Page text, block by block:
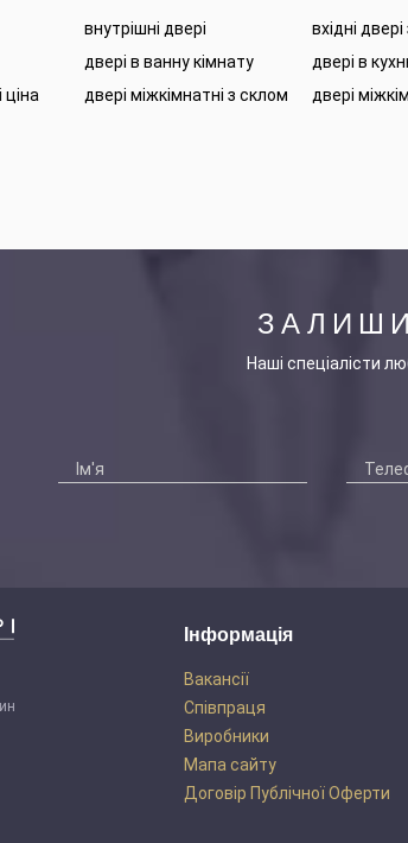
внутрішні двері вхідні
двері в ванну кімнату двері в
ціна
двері міжкімнатні з склом двері
Наші спеціалісти
Інформація
Вакансії
Співпраця
Виробники
Мапа сайту
Договір Публічної Оферти